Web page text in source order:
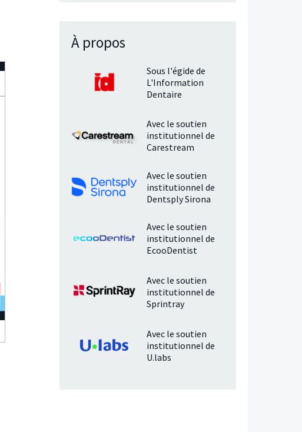
À propos
Sous l'égide de
L'Information
Dentaire
Avec le soutien
institutionnel de
Carestream
Avec le soutien
institutionnel de
Dentsply Sirona
Avec le soutien
institutionnel de
EcooDentist
Avec le soutien
institutionnel de
Sprintray
Avec le soutien
institutionnel de
U.labs